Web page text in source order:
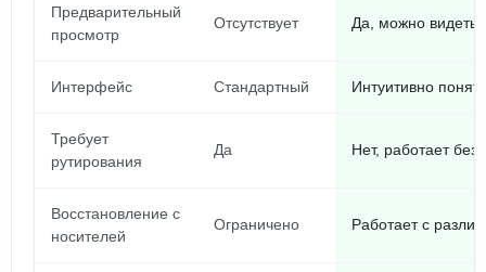
Предварительный
просмотр
Отсутствует Да, можно видеть
Интерфейс Стандартный Интуитивно
Требует
рутирования
Да Нет, работает без
Восстановление с
носителей
Ограничено Работает с